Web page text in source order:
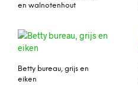
en walnotenhout
Betty bureau, grijs en
eiken